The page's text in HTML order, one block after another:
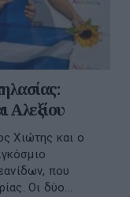
Αλεξίου
Χιώτης και ο
που
Οι δύο...